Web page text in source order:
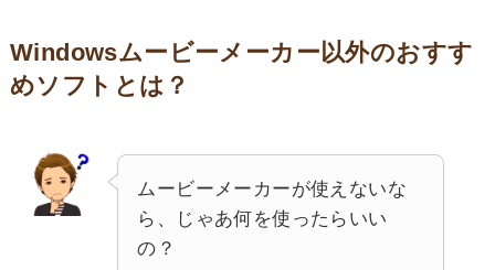
Windowsムービーメーカー以外のおすす
めソフトとは？
ムービーメーカーが使えないな
ら、じゃあ何を使ったらいい
の？